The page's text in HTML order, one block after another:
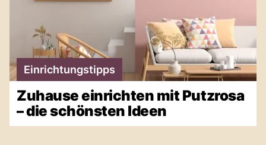
Einrichtungstipps
Zuhause einrichten mit Putzrosa
– die schönsten Ideen